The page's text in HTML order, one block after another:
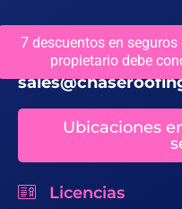
7 descuentos en seguros
propietario debe
ID de correo
Ubicaciones
Licencias